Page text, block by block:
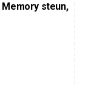
Memory steun,